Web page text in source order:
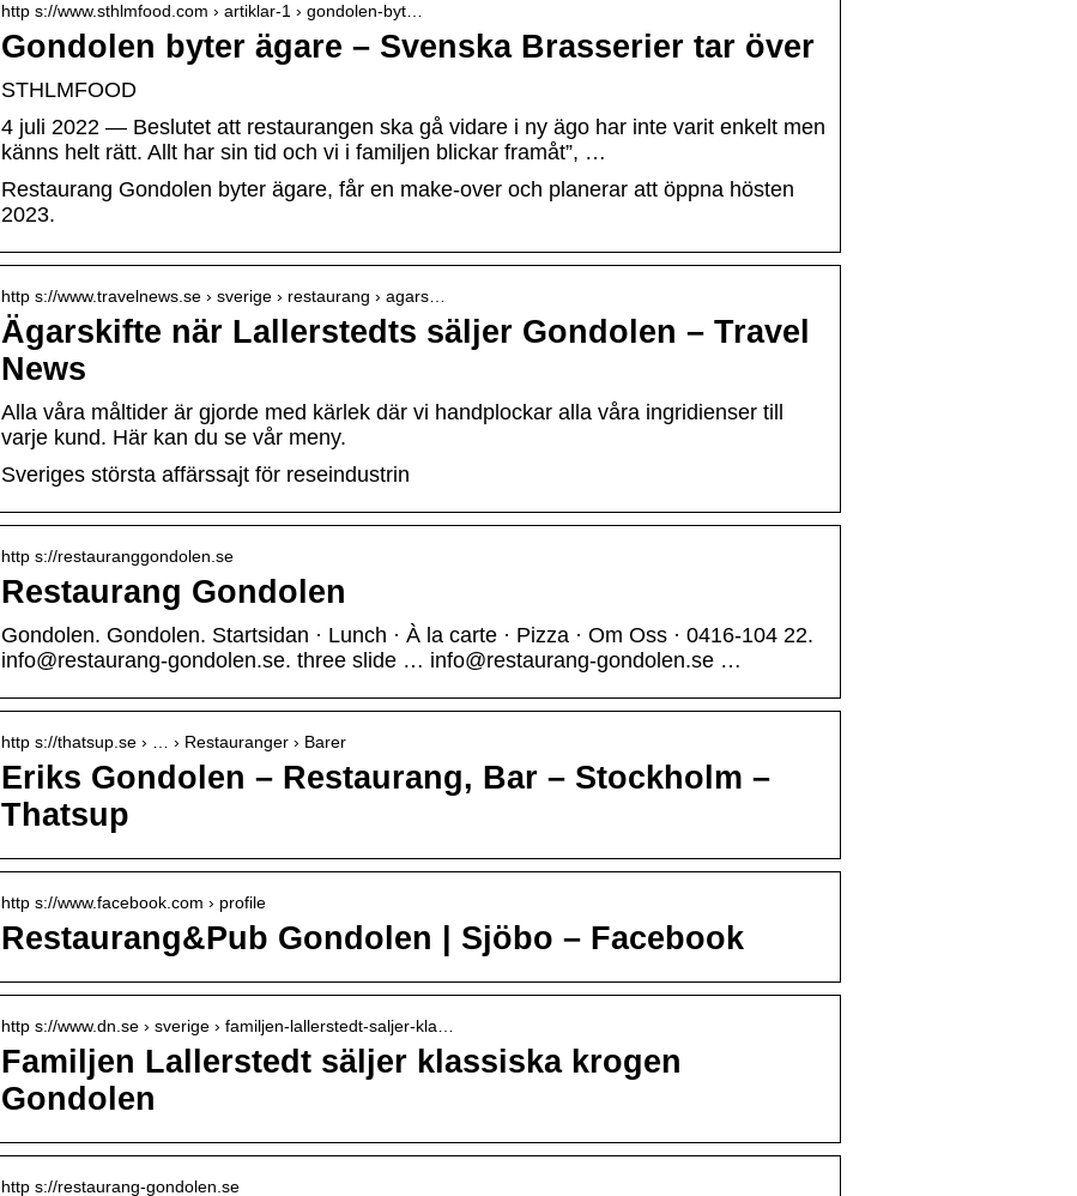
http s://www.sthlmfood.com › artiklar-1 › gondolen-byt…
Gondolen byter ägare – Svenska Brasserier tar över
STHLMFOOD
4 juli 2022 — Beslutet att restaurangen ska gå vidare i ny ägo har inte varit enkelt men
känns helt rätt. Allt har sin tid och vi i familjen blickar framåt”, …
Restaurang Gondolen byter ägare, får en make-over och planerar att öppna hösten
2023.
http s://www.travelnews.se › sverige › restaurang › agars…
Ägarskifte när Lallerstedts säljer Gondolen – Travel
News
Alla våra måltider är gjorde med kärlek där vi handplockar alla våra ingridienser till
varje kund. Här kan du se vår meny.
Sveriges största affärssajt för reseindustrin
http s://restauranggondolen.se
Restaurang Gondolen
Gondolen. Gondolen. Startsidan · Lunch · À la carte · Pizza · Om Oss · 0416-104 22.
info@restaurang-gondolen.se. three slide … info@restaurang-gondolen.se …
http s://thatsup.se › … › Restauranger › Barer
Eriks Gondolen – Restaurang, Bar – Stockholm –
Thatsup
http s://www.facebook.com › profile
Restaurang&Pub Gondolen | Sjöbo – Facebook
http s://www.dn.se › sverige › familjen-lallerstedt-saljer-kla…
Familjen Lallerstedt säljer klassiska krogen
Gondolen
http s://restaurang-gondolen.se